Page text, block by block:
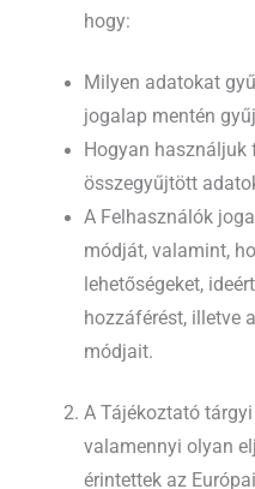
hogy:
Milyen adatokat
jogalap mentén
Hogyan használjuk
összegyűjtött
A Felhasználók
módját, valamint,
lehetőségeket,
hozzáférést, illetve
módjait.
A Tájékoztató
valamennyi olyan
érintettek az